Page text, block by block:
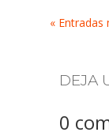
« Entradas
DEJA
0